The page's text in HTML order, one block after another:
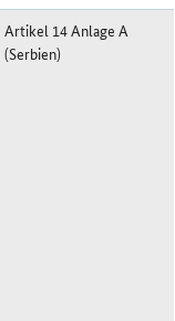
Artikel 14 Anlage A
(Serbien)